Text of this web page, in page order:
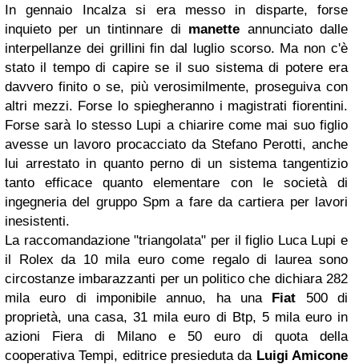
In gennaio Incalza si era messo in disparte, forse
inquieto per un tintinnare di manette annunciato dalle
interpellanze dei grillini fin dal luglio scorso. Ma non c'è
stato il tempo di capire se il suo sistema di potere era
davvero finito o se, più verosimilmente, proseguiva con
altri mezzi. Forse lo spiegheranno i magistrati fiorentini.
Forse sarà lo stesso Lupi a chiarire come mai suo figlio
avesse un lavoro procacciato da Stefano Perotti, anche
lui arrestato in quanto perno di un sistema tangentizio
tanto efficace quanto elementare con le società di
ingegneria del gruppo Spm a fare da cartiera per lavori
inesistenti.
La raccomandazione "triangolata" per il figlio Luca Lupi e
il Rolex da 10 mila euro come regalo di laurea sono
circostanze imbarazzanti per un politico che dichiara 282
mila euro di imponibile annuo, ha una Fiat 500 di
proprietà, una casa, 31 mila euro di Btp, 5 mila euro in
azioni Fiera di Milano e 50 euro di quota della
cooperativa Tempi, editrice presieduta da Luigi Amicone